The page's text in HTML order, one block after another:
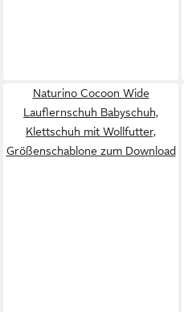
Naturino Cocoon Wide
Lauflernschuh Babyschuh,
Klettschuh mit Wollfutter,
Größenschablone zum Download